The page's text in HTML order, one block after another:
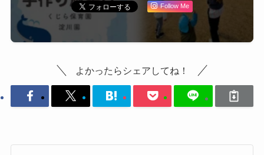
Follow Me
よかったらシェアしてね！